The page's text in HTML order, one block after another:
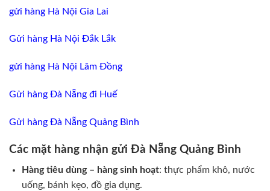
gửi hàng Hà Nội Gia Lai
Gửi hàng Hà Nội Đắk Lắk
gửi hàng Hà Nội Lâm Đồng
Gửi hàng Đà Nẵng đi Huế
Gửi hàng Đà Nẵng Quảng Bình
Các mặt hàng nhận gửi Đà Nẵng Quảng Bình
Hàng tiêu dùng – hàng sinh hoạt: thực phẩm khô, nước
uống, bánh kẹo, đồ gia dụng.